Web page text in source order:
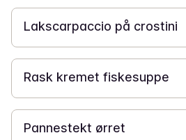
Lakscarpaccio på crostini
20 min
Rask kremet fiskesuppe
Pannestekt ørret